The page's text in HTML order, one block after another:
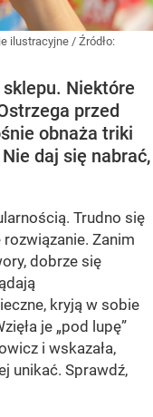
ilustracyjne / Źródło:
Niektóre
przed
obnaża triki
daj się nabrać,
Trudno się
Zanim
dobrze się
kryją w sobie
je „pod lupę”
i wskazała,
unikać. Sprawdź,